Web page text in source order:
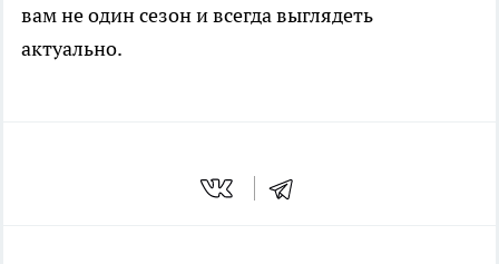
вам не один сезон и всегда выглядеть
актуально.